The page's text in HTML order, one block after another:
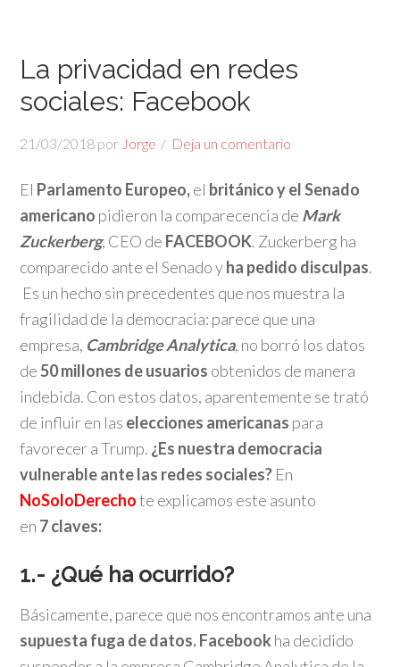
La privacidad en redes
sociales: Facebook
21/03/2018 por Jorge Deja un comentario
El Parlamento Europeo,el británico y el Senado
americano pidieron la comparecencia de Mark
Zuckerberg, CEO de FACEBOOK. Zuckerberg ha
comparecido ante el Senado yha pedido disculpas.
Es un hecho sin precedentes que nos muestra la
fragilidad de la democracia: parece que una
empresa, Cambridge Analytica, no borró los datos
de50 millones de usuarios obtenidos de manera
indebida. Con estos datos, aparentemente se trató
de influir en las elecciones americanas para
favorecer a Trump. ¿Es nuestra democracia
vulnerable ante las redes sociales? En
NoSoloDerechote explicamos este asunto
en 7claves:
1.- ¿Qué ha ocurrido?
Básicamente, parece que nos encontramos ante una
supuesta fuga de datos.Facebook ha decidido